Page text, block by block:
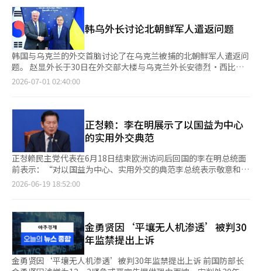
调”进行猜测。 俄罗斯总统弗拉基米尔·普京在2024年6月平壤举
行的首脑会议后，曾在去年9月中国抗战胜利日阅兵时请求金正恩
进行回访，此后金正恩前往俄罗斯的可能性一直受到关注。 中国
国家主席习近平上个月对平壤进行国宾访问，并与金正恩委员长举
行了首脑会谈，围绕“朝中友好条约”签署65周年（7月11日）前
后，两国最高级别的官员互访。 北韩大学院大学的特聘教授杨武
进表示：“金正恩委员长年内前往俄罗斯，可能会讨论巩固朝俄关
系的问题。” 他进一步分析称：“在朝中关系正常化后，朝鲜受
美日的北中俄联结中成为了核心。”※ 本报道经人工智能（AI）系
统翻译与编辑。
外交界立即作出反应。这意味着朝鲜问题再次成为美中战略博弈的
核心议题。 实际上，朝鲜问题在过去几十年中一直是东北亚国际
秩序中最危险的火药桶之一。对美国而言，这是核威胁的问题；对
中国而言，这是体制稳定和缓冲地带的问题；对韩国而言，这是战
争与和平的生存问题；对日本而言，这是安全不安的问题；对俄罗
斯而言，这是与远东战略相关的地缘政治问题。 最近，中国外交
部长王毅的平壤访问象征性地展示了这一趋势。中国外交首脑时隔
6年7个月再次访问平壤，这一事实本身就传递了巨大的政治信息。
鲜迅速与俄罗斯靠近，而中国则表现出一定的距离。 尤其是乌克
兰战争后，朝鲜与俄罗斯的关系迅速紧密，达到军事同盟水平。俄
罗斯总统弗拉基米尔·普京与朝鲜国务委员会委员长金正恩通过会
晤加强了战略合作，西方情报机构分析称，朝鲜向俄罗斯提供了炮
弹和军需物资。反之，俄罗斯则向朝鲜提供军事技术、能源和粮食
支持，进一步巩固了两国关系。 从朝鲜的角度来看，俄罗斯成为
了在国际制裁背景下为其提供喘息空间的战略盟友。俄罗斯在乌克
兰战争长期化的背景下，也需要朝鲜作为军事供应链。双方的利益
不是一个令人愉快的情景。朝鲜属于中国的传统影响范围。中国不
希望朝鲜半岛发生剧变，也不希望朝鲜政权完全倾向于俄罗斯。因
此，王毅的访朝被分析为恢复朝中关系和重新确认影响力的举动。
有趣的是，特朗普与金正恩之间的关系。特朗普总统仍然反复强
调：“我与金正恩保持良好关系。”在新加坡会谈和板门店会晤期
间，两位领导人展现了令人惊讶的外交风格。然而，在河内会谈破
韩乌外长讨论北朝鲜军人遣返问题
韩国与乌克兰的外交首脑讨论了在乌克兰被捕的北朝鲜军人遣返问
题。 赵显外长于30日在外交部大楼与乌克兰外长安德烈·西比哈
会谈。 会谈中，讨论了为俄罗斯在库尔斯克地区战斗而被乌克兰
意志，寻求符合国际法和人道主义原则的解决方案。” 政府表
示，作为宪法上韩国国民的北朝鲜军人若有投诚意愿，将会接纳他
们，并为此与乌克兰政府进行了协商。 双方在今年3月的韩乌外长
会谈中已达成共识，决定就北朝鲜军人问题进行合作，以符合国际
法和人道主义原则的方式解决。 同时，西比哈外长在访韩期间访
问了非军事区（DMZ），传达了韩国与乌克兰应共同应对俄罗斯和
北朝鲜威胁的信息。 西比哈外长在当天的社交媒体上表示：“站
在韩国的非军事区，世界安全的直接关联变得非常明显。由于平壤
线物理上相连。” 他还指出：“俄罗斯正在将北朝鲜卷入对乌克
兰的战争，助长平壤政权，向朝鲜半岛输出不稳定因素；而乌克兰
则准备输出安全，分享自身经验。我们向韩国的伙伴们提议建立互
惠的安全伙伴关系。”※ 本报道经人工智能（AI）系统翻译与编
辑。
2026-07-01 02:40:00
正청赖：李在明展示了以国益为中心
的实用外交典范
正청赖民主党代表在6月18日结束欧洲访问后回国的李在明总统面
前表示：“对以国益为中心、实用外交的典范李总统表示敬意和深
深的感谢。”他还提到，国会将支持李总统为朝鲜半岛和平所做的
后回国，此次访问堪称国益为中心、实用外交的教科书。”他评价
道：“李总统在说服主要国家支持朝鲜半岛和平的同时，也在自由
贸易中形成了互利共识，展现了主导性努力。” 他进一步指
出：“李总统以坚定的外交守住了底线，以灵活的外交获取了利
益，展现了世界级政治领导者的风范。”并对李总统亲自展示的韩
2026-06-19 18:52:00
金勇贤因‘平壤无人机渗透’被判30
年监禁提出上诉
金勇贤因‘平壤无人机渗透’被判30年监禁提出上诉 前国防部长